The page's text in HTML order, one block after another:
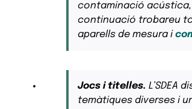
contaminació acústica,
continuació trobareu
aparells de mesura i
Jocs i titelles. L’SDEA
temàtiques diverses i